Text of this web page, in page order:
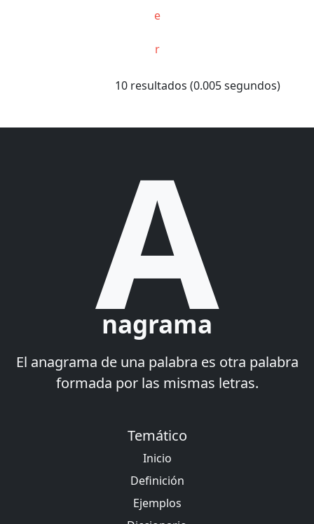
e
r
10 resultados (0.005 segundos)
A
nagrama
El anagrama de una palabra es otra palabra
formada por las mismas letras.
Temático
Inicio
Definición
Ejemplos